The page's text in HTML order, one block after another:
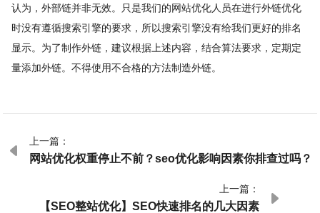
认为，外部链并非无效。只是我们的网站优化人员在进行外链优化
时没有遵循搜索引擎的要求，所以搜索引擎没有给我们更好的排名
显示。为了制作外链，建议根据上述内容，结合算法要求，定期定
量添加外链。不得使用不合格的方法制造外链。

上一篇：
网站优化权重停止不前？seo优化影响因素你排查过吗？
上一篇：
【SEO整站优化】SEO快速排名的几大因素
